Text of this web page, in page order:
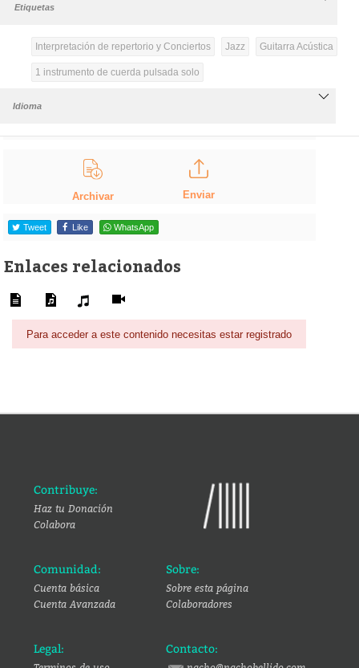
Etiquetas
Interpretación de repertorio y Conciertos Jazz Guitarra Acústica
1 instrumento de cuerda pulsada solo
Idioma
Archivar Enviar
Tweet Like WhatsApp
Enlaces relacionados
Para acceder a este contenido necesitas estar registrado
Contribuye:
Haz tu Donación
Colabora
Comunidad:
Cuenta básica
Cuenta Avanzada
Sobre:
Sobre esta página
Colaboradores
Legal: Contacto: